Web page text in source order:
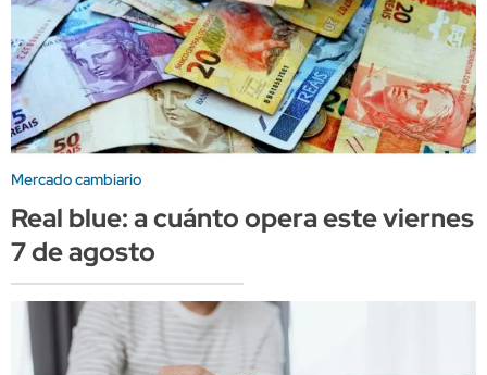
Mercado cambiario
Real blue: a cuánto opera este viernes
7 de agosto